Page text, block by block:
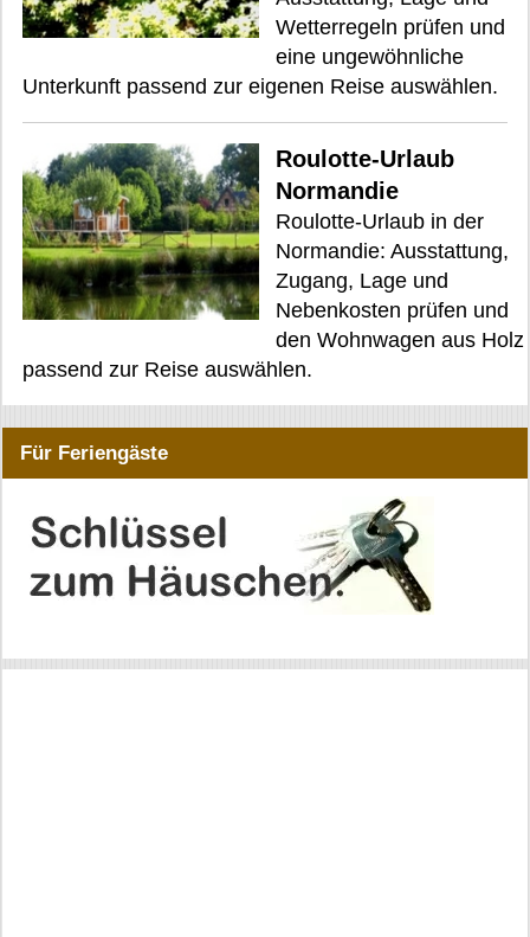
Wetterregeln prüfen und
eine ungewöhnliche
Unterkunft passend zur eigenen Reise auswählen.
Roulotte-Urlaub
Normandie
Roulotte-Urlaub in der
Normandie: Ausstattung,
Zugang, Lage und
Nebenkosten prüfen und
den Wohnwagen aus Holz
passend zur Reise auswählen.
Für Feriengäste